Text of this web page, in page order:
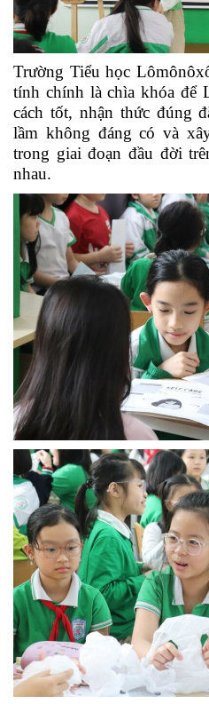
Trường Tiểu học
tính chính là chìa khóa để
cách tốt, nhận thức đúng
lầm không đáng có và
trong giai đoạn đầu đời
nhau.